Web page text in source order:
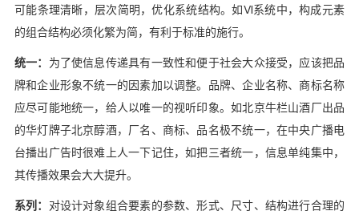
可能条理清晰，层次简明，优化系统结构。如VI系统中，构成元素
的组合结构必须化繁为简，有利于标准的施行。
统一： 为了使信息传递具有一致性和便于社会大众接受，应该把品
牌和企业形象不统一的因素加以调整。品牌、企业名称、商标名称
应尽可能地统一，给人以唯一的视听印象。如北京牛栏山酒厂出品
的华灯牌子北京醇酒，厂名、商标、品名极不统一，在中央广播电
台播出广告时很难上人一下记住，如把三者统一，信息单纯集中，
其传播效果会大大提升。
系列： 对设计对象组合要素的参数、形式、尺寸、结构进行合理的